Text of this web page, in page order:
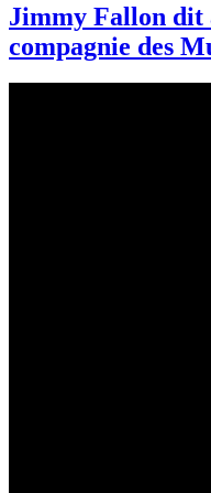
Jimmy Fallon dit
compagnie des